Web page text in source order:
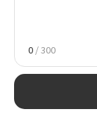
0 / 300